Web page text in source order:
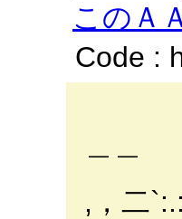
このＡ
Code :
,，二